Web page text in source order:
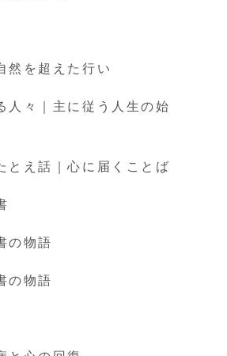
然を超えた行い
人々｜主に従う人生の始
とえ話｜心に届くことば
の物語
の物語